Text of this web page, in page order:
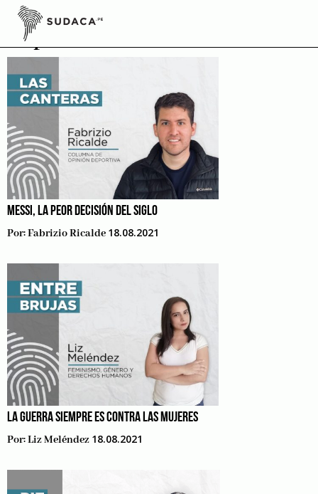
Skip
contentOpinión
MESSI, LA PEOR DECISIÓN DEL SIGLO
Por:Fabrizio Ricalde 18.08.2021
LA GUERRA SIEMPRE ES CONTRA LAS MUJERES
Por:Liz Meléndez 18.08.2021